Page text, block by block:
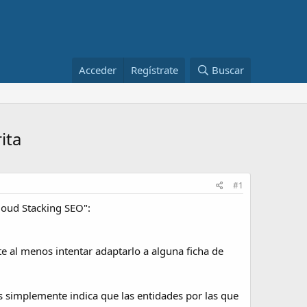
Acceder Regístrate Buscar
#1
Stacking SEO":
al menos intentar adaptarlo a alguna ficha de
indica que las entidades por las que